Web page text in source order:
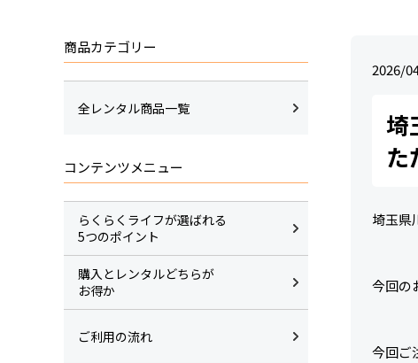
2026/
埼
た
埼玉県
今回の
今回ご
商品カテゴリー
全レンタル商品一覧
コンテンツメニュー
らくらくライフが選ばれる
5つのポイント
購入とレンタルどちらが
お得か
ご利用の流れ